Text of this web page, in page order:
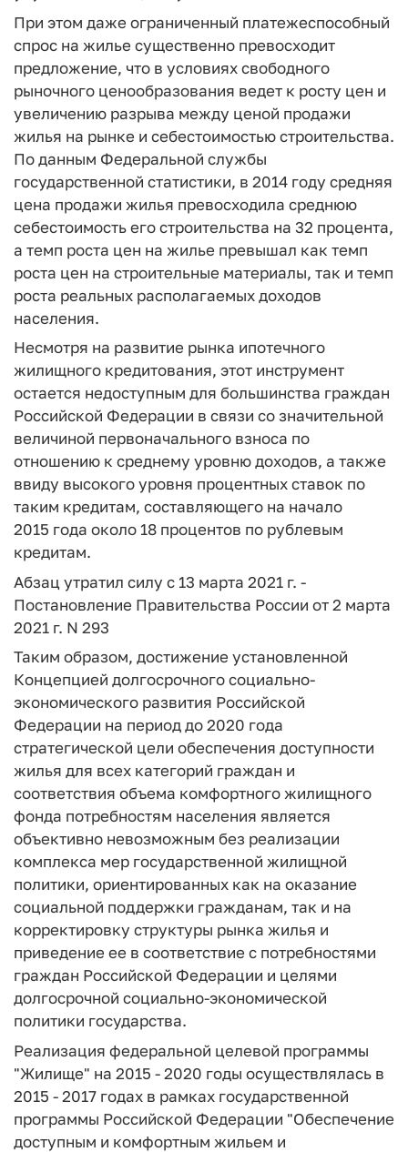
При этом даже ограниченный платежеспособный
спрос на жилье существенно превосходит
предложение, что в условиях свободного
рыночного ценообразования ведет к росту цен и
увеличению разрыва между ценой продажи
жилья на рынке и себестоимостью строительства.
По данным Федеральной службы
государственной статистики, в 2014 году средняя
цена продажи жилья превосходила среднюю
себестоимость его строительства на 32 процента,
а темп роста цен на жилье превышал как темп
роста цен на строительные материалы, так и темп
роста реальных располагаемых доходов
населения.
Несмотря на развитие рынка ипотечного
жилищного кредитования, этот инструмент
остается недоступным для большинства граждан
Российской Федерации в связи со значительной
величиной первоначального взноса по
отношению к среднему уровню доходов, а также
ввиду высокого уровня процентных ставок по
таким кредитам, составляющего на начало
2015 года около 18 процентов по рублевым
кредитам.
Абзац утратил силу с 13 марта 2021 г. -
Постановление Правительства России от 2 марта
2021 г. N 293
Таким образом, достижение установленной
Концепцией долгосрочного социально-
экономического развития Российской
Федерации на период до 2020 года
стратегической цели обеспечения доступности
жилья для всех категорий граждан и
соответствия объема комфортного жилищного
фонда потребностям населения является
объективно невозможным без реализации
комплекса мер государственной жилищной
политики, ориентированных как на оказание
социальной поддержки гражданам, так и на
корректировку структуры рынка жилья и
приведение ее в соответствие с потребностями
граждан Российской Федерации и целями
долгосрочной социально-экономической
политики государства.
Реализация федеральной целевой программы
"Жилище" на 2015 - 2020 годы осуществлялась в
2015 - 2017 годах в рамках государственной
программы Российской Федерации "Обеспечение
доступным и комфортным жильем и